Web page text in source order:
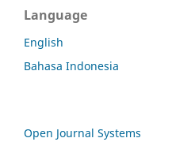
Language
English
Bahasa Indonesia
Open Journal Systems